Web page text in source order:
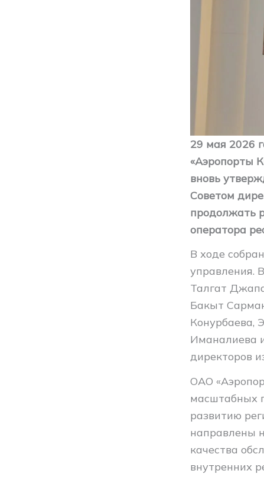
29 мая 2026
«Аэропорты
вновь
Советом
продолжать
оператора
В ходе
управления.
Талгат
Бакыт
Конурбаева,
Иманалиева
директоров
ОАО
масштабных
развитию
направлены
качества
внутренних